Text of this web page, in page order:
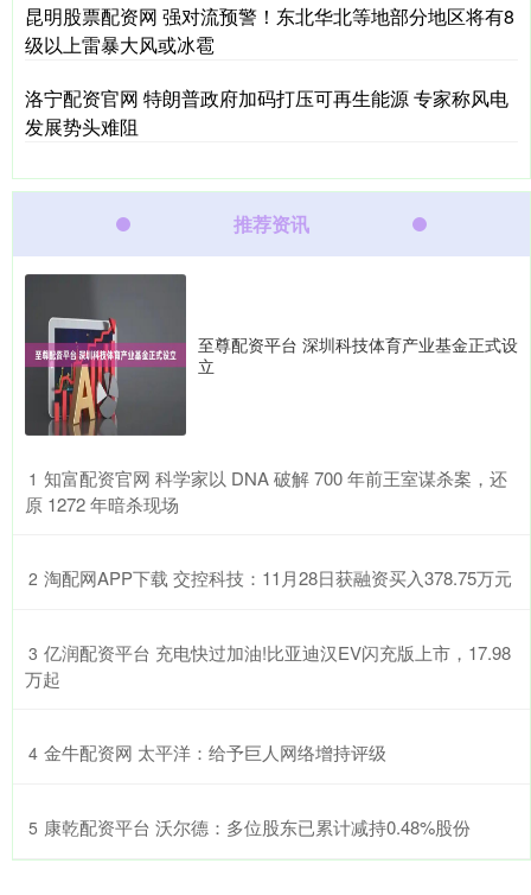
昆明股票配资网 强对流预警！东北华北等地部分地区将有8
级以上雷暴大风或冰雹
洛宁配资官网 特朗普政府加码打压可再生能源 专家称风电
发展势头难阻
推荐资讯
至尊配资平台 深圳科技体育产业基金正式设
立
1 ​知富配资官网 科学家以 DNA 破解 700 年前王室谋杀案，还
原 1272 年暗杀现场
2 ​淘配网APP下载 交控科技：11月28日获融资买入378.75万元
3 ​亿润配资平台 充电快过加油!比亚迪汉EV闪充版上市，17.98
万起
4 ​金牛配资网 太平洋：给予巨人网络增持评级
5 ​康乾配资平台 沃尔德：多位股东已累计减持0.48%股份